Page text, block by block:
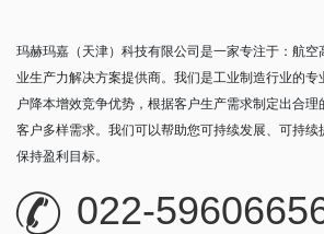
玛赫玛嘉（天津）科技有限公司是一家专注于：航
业生产力解决方案提供商。我们是工业制造行业的
户降本增效竞争优势，根据客户生产需求制定出合理
客户多样需求。我们可以帮助您可持续发展、可持
保持盈利目标。
022-